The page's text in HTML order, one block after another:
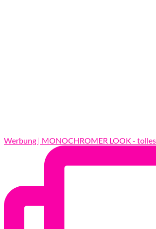
Werbung | MONOCHROMER LOOK -